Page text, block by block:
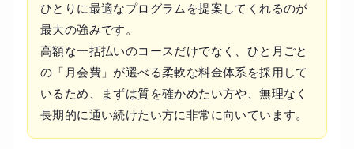
ひとりに最適なプログラムを提案してくれるのが
最大の強みです。
高額な一括払いのコースだけでなく、ひと月ごと
の「月会費」が選べる柔軟な料金体系を採用して
いるため、まずは質を確かめたい方や、無理なく
長期的に通い続けたい方に非常に向いています。